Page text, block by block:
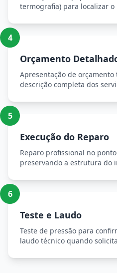
termografia) para localizar o
4
Orçamento
Apresentação de
descrição completa dos
5
Execução do Reparo
Reparo profissional no
preservando a estrutura do
6
Teste e Laudo
Teste de pressão para
laudo técnico quando